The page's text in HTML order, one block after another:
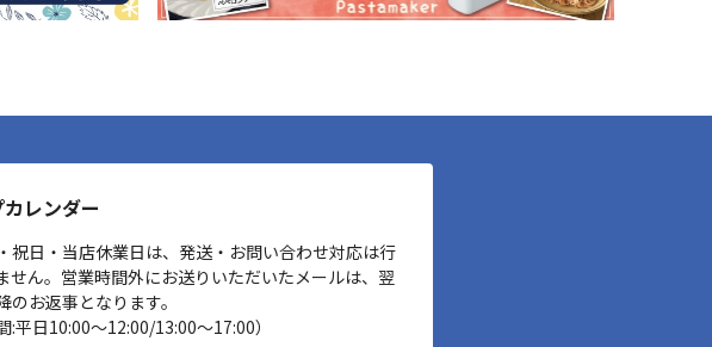
レンダー
祝日・当店休業日は、発送・お問い合わせ対応は行
せん。営業時間外にお送りいただいたメールは、翌
のお返事となります。
:平日10:00～12:00/13:00～17:00）